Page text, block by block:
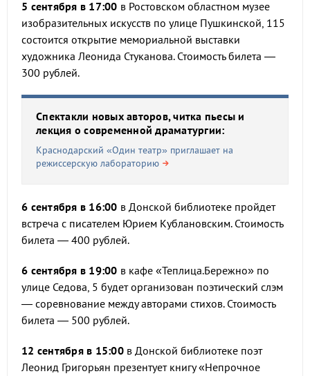
5 сентября в 17:00 в Ростовском областном музее
изобразительных искусств по улице Пушкинской, 115
состоится открытие мемориальной выставки
художника Леонида Стуканова. Стоимость билета —
300 рублей.
Спектакли новых авторов, читка пьесы и
лекция о современной драматургии:
Краснодарский «Один театр» приглашает на
режиссерскую лабораторию
6 сентября в 16:00 в Донской библиотеке пройдет
встреча с писателем Юрием Кублановским. Стоимость
билета — 400 рублей.
6 сентября в 19:00 в кафе «Теплица.Бережно» по
улице Седова, 5 будет организован поэтический слэм
— соревнование между авторами стихов. Стоимость
билета — 500 рублей.
12 сентября в 15:00в Донской библиотеке поэт
Леонид Григорьян презентует книгу «Непрочное